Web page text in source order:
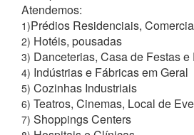
Atendemos:
1)Prédios Residenciais,
2) Hotéis, pousadas
3) Danceterias, Casa de Festas e
4) Indústrias e Fábricas em Geral
5) Cozinhas Industriais
6) Teatros, Cinemas, Local de
7) Shoppings Centers